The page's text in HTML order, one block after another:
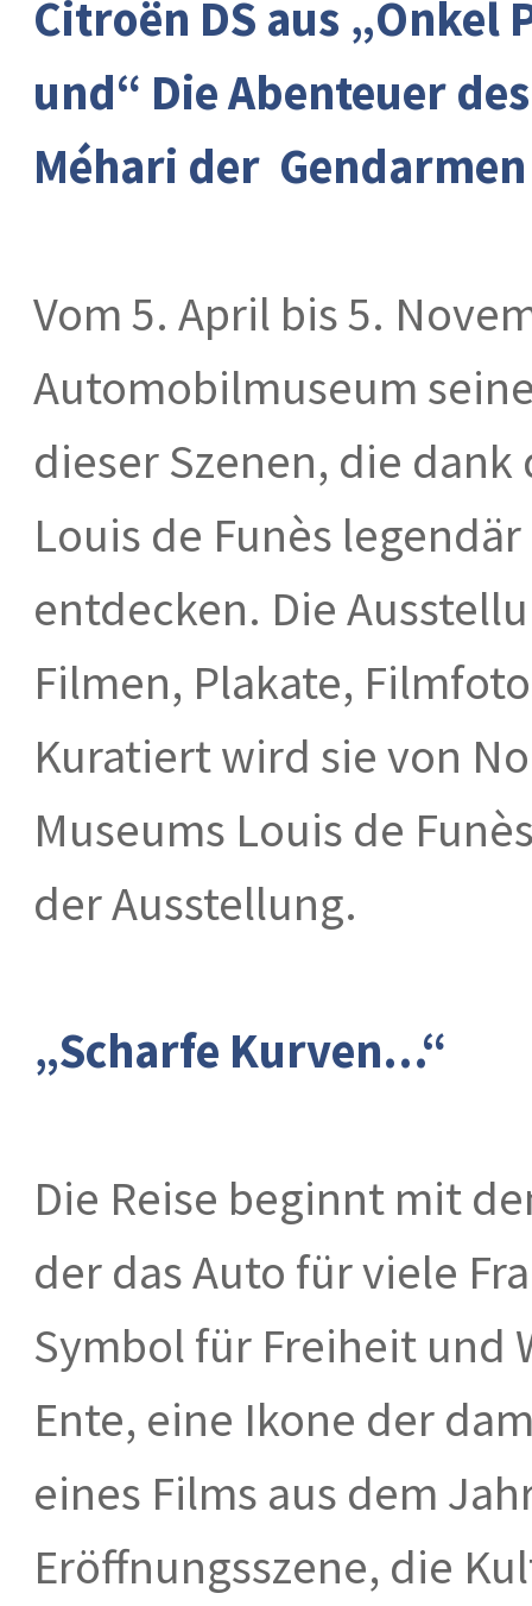
Citroën DS aus
und“ Die Abenteuer
Méhari der
Vom 5. April bis 5.
Automobilmuseum
dieser Szenen, die
Louis de Funès
entdecken. Die
Filmen, Plakate,
Kuratiert wird sie von
Museums Louis de
der Ausstellung.
„Scharfe Kurven…“
Die Reise beginnt mit
der das Auto für viele
Symbol für Freiheit und
Ente, eine Ikone der
eines Films aus dem
Eröffnungsszene, die